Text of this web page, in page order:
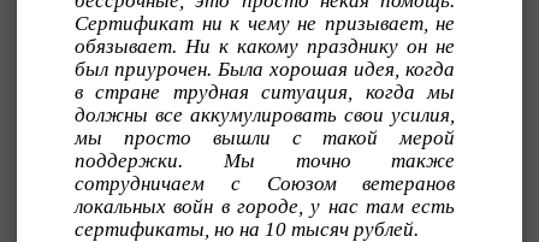
Сертификат ни к чему не призывает, не
обязывает. Ни к какому празднику он не
был приурочен. Была хорошая идея, когда
в стране трудная ситуация, когда мы
должны все аккумулировать свои усилия,
мы просто вышли с такой мерой
поддержки. Мы точно также
сотрудничаем с Союзом ветеранов
локальных войн в городе, у нас там есть
сертификаты, но на 10 тысяч рублей.